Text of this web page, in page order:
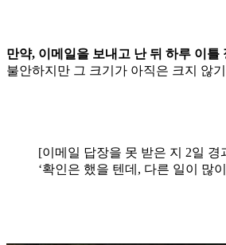
만약, 이메일을 보내고 난 뒤 하루 이
불안하지만 그 크기가 아직은 크지 않
[이메일 답장을 못 받은 지 2일 경
‘확인은 했을 텐데, 다른 일이 많